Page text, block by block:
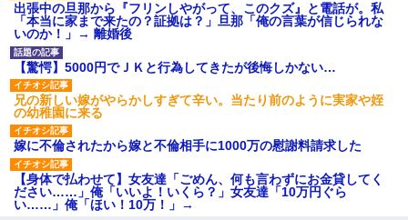
出張中の旦那から『フリンしやがって、このクズ』と電話が。私
「本当に家まで来たの？証拠は？」旦那「俺の言葉が信じられな
いのか！」→ 離婚後
【驚愕】5000円でＪＫと行為してきたが後悔しかない…
兄の新しい嫁がやらかしすぎて辛い。当たり前のように実家や姪
の幼稚園に来る
嫁に不倫されたから嫁と不倫相手に1000万の慰謝料請求した
【身体で払わせて】女友達「ごめん、何も言わずにお金貸してく
ださい……」俺「いいよ！いくら？」女友達「10万円ぐら
い……」俺「ほい！10万！」→